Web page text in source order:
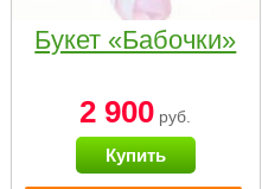
Букет «Бабочки»
2 900 руб.
Купить